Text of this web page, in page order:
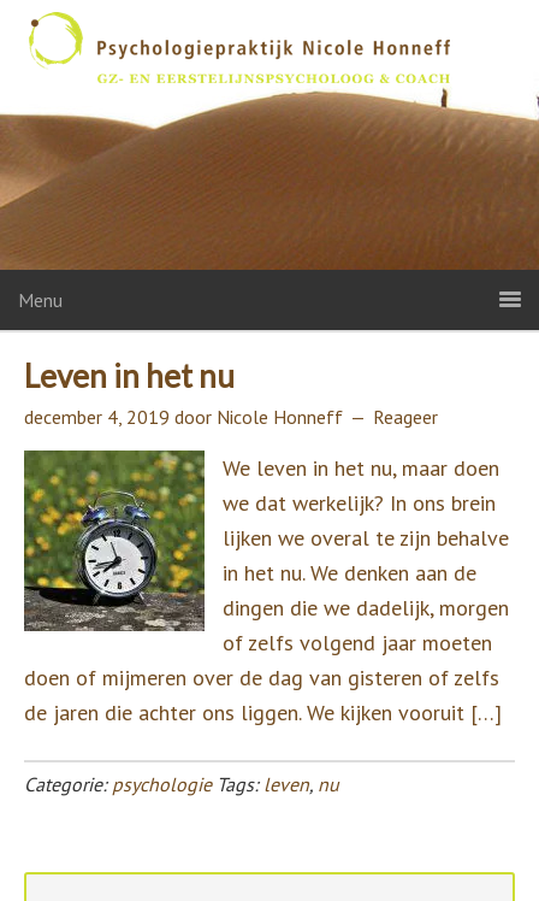
Menu
Leven in het nu
december 4, 2019 door Nicole Honneff Reageer
We leven in het nu, maar doen
we dat werkelijk? In ons brein
lijken we overal te zijn behalve
in het nu. We denken aan de
dingen die we dadelijk, morgen
of zelfs volgend jaar moeten
doen of mijmeren over de dag van gisteren of zelfs
de jaren die achter ons liggen. We kijken vooruit […]
Categorie: psychologie Tags: leven, nu